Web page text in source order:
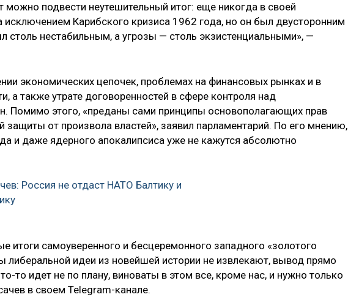
можно подвести неутешительный итог: еще никогда в своей
исключением Карибского кризиса 1962 года, но он был двусторонним
столь нестабильным, а угрозы — столь экзистенциальными», —
экономических цепочек, проблемах на финансовых рынках и в
а также утрате договоренностей в сфере контроля над
Помимо этого, «преданы сами принципы основополагающих прав
защиты от произвола властей», заявил парламентарий. По его мнению,
и даже ядерного апокалипсиса уже не кажутся абсолютно
Россия не отдаст НАТО Балтику и
итоги самоуверенного и бесцеремонного западного «золотого
либеральной идеи из новейшей истории не извлекают, вывод прямо
то идет не по плану, виноваты в этом все, кроме нас, и нужно только
в своем Telegram-канале.